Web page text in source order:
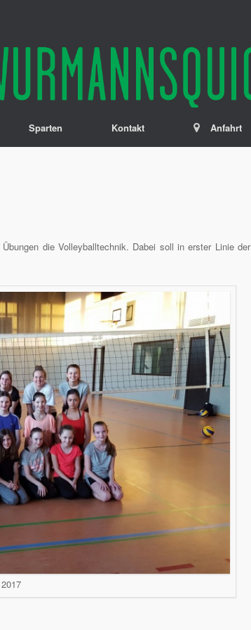
Sparten Kontakt Anfahrt
die Volleyballtechnik. Dabei soll in erster Linie der